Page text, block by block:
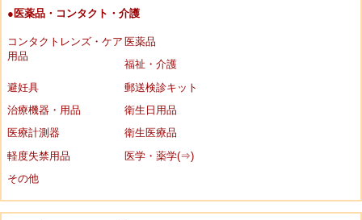
●医薬品・コンタクト・介護
コンタクトレンズ・ケア
用品
医薬品
福祉・介護
避妊具
郵送検診キット
治療機器・用品
衛生日用品
医療計測器
衛生医療品
軽度失禁用品
医学・薬学(⇒)
その他